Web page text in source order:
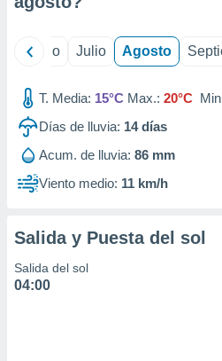
mediante
publicidad
publicidad
1199
Junio Julio Agosto
T. Media: 15°C Max.: 20°C
Días de lluvia: 14días
Acum. de lluvia: 86 mm
Viento medio: 11 km/h
Salida y Puesta del sol
Salida del sol
04:00